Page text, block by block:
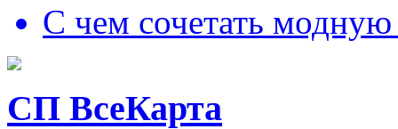
С чем сочетать модную
СП ВсеКарта